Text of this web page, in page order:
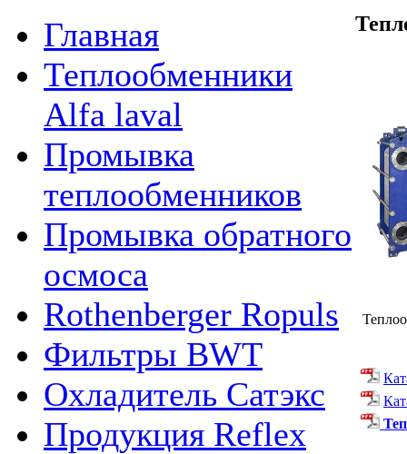
Главная
Теплообменники
Alfa laval
Промывка
теплообменников
Промывка обратного
осмоса
Rothenberger Ropuls
Фильтры BWT
Охладитель Сатэкс
Продукция Reflex